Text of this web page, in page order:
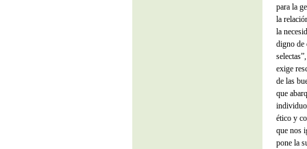
para la
la
la
digno de
exige
de las
que
individuo
ético y
que nos
pone la